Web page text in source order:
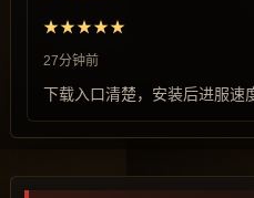
★★★★★
27分钟前
下载入口清楚，安装后进服速